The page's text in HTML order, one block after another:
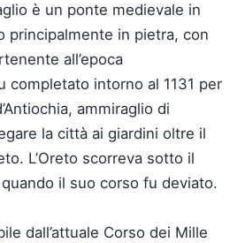
è un ponte medievale in
principalmente in pietra, con
all’epoca
completato intorno al 1131 per
ammiraglio di
la città ai giardini oltre il
L’Oreto scorreva sotto il
il suo corso fu deviato.
dall’attuale Corso dei Mille